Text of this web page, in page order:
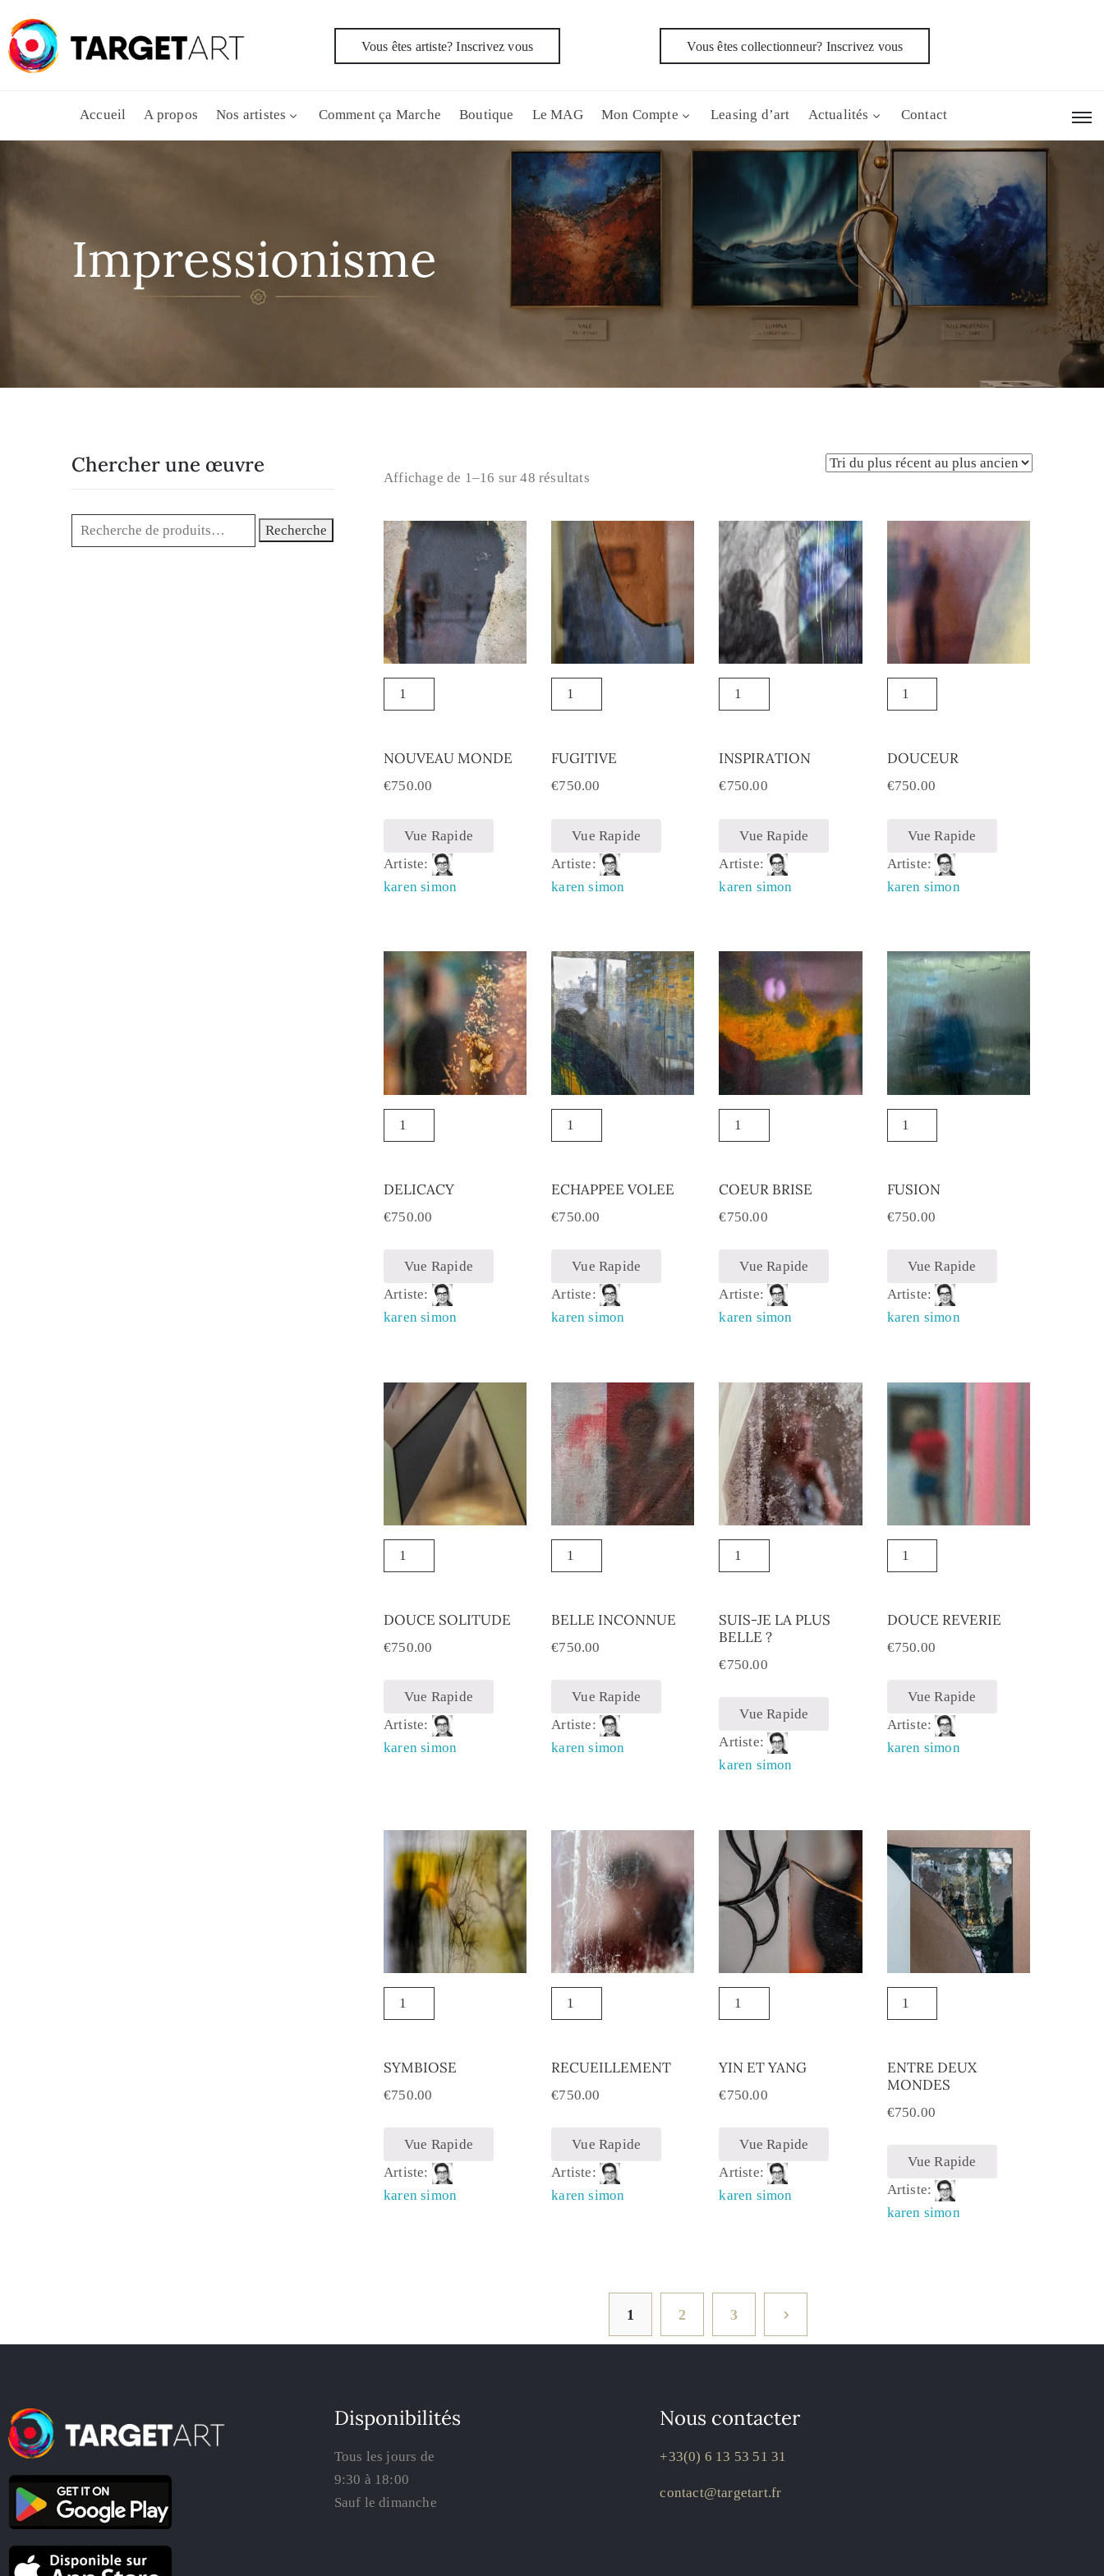
Vous êtes artiste? Inscrivez vous Vous êtes collectionneur? Inscrivez vous
Accueil A propos Nos artistes Comment ça Marche Boutique Le MAG Mon Compte Leasing d’art Actualités Contact
Impressionisme
Affichage de 1–16 sur 48 résultats
NOUVEAU MONDE
€750.00
Vue Rapide
Artiste:
karen simon
FUGITIVE
€750.00
Vue Rapide
Artiste:
karen simon
INSPIRATION
€750.00
Vue Rapide
Artiste:
karen simon
DOUCEUR
€750.00
Vue Rapide
Artiste:
karen simon
DELICACY
€750.00
Vue Rapide
Artiste:
karen simon
ECHAPPEE VOLEE
€750.00
Vue Rapide
Artiste:
karen simon
COEUR BRISE
€750.00
Vue Rapide
Artiste:
karen simon
FUSION
€750.00
Vue Rapide
Artiste:
karen simon
DOUCE SOLITUDE
€750.00
Vue Rapide
Artiste:
karen simon
BELLE INCONNUE
€750.00
Vue Rapide
Artiste:
karen simon
SUIS-JE LA PLUS
BELLE ?
€750.00
Vue Rapide
Artiste:
karen simon
DOUCE REVERIE
€750.00
Vue Rapide
Artiste:
karen simon
SYMBIOSE
€750.00
Vue Rapide
Artiste:
karen simon
RECUEILLEMENT
€750.00
Vue Rapide
Artiste:
karen simon
YIN ET YANG
€750.00
Vue Rapide
Artiste:
karen simon
ENTRE DEUX
MONDES
€750.00
Vue Rapide
Artiste:
karen simon
1 2 3
Chercher une œuvre
Recherche
Disponibilités
Tous les jours de
9:30 à 18:00
Sauf le dimanche
Nous contacter
+33(0) 6 13 53 51 31
contact@targetart.fr